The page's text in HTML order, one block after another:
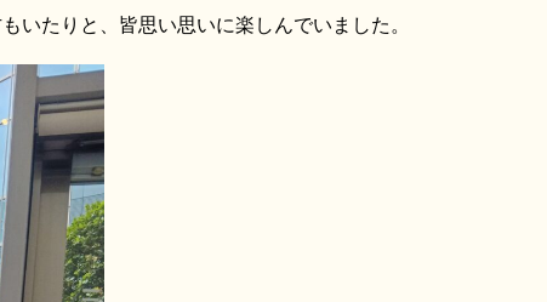
いたりと、皆思い思いに楽しんでいました。